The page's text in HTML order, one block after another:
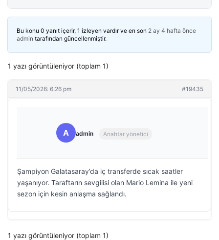
Bu konu 0 yanıt içerir, 1 izleyen vardır ve en son 2 ay 4 hafta önce
admin tarafından güncellenmiştir.
1 yazı görüntüleniyor (toplam 1)
11/05/2026: 6:26 pm #19435
A admin Anahtar yönetici
Şampiyon Galatasaray’da iç transferde sıcak saatler
yaşanıyor. Taraftarın sevgilisi olan Mario Lemina ile yeni
sezon için kesin anlaşma sağlandı.
1 yazı görüntüleniyor (toplam 1)